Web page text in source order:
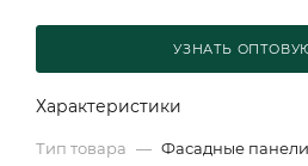
УЗНАТЬ
Характеристики
Тип товара — Фасадные панели